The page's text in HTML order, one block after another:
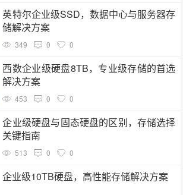
英特尔企业级SSD，数据中心与服务器存
储解决方案
349 0 0
西数企业级硬盘8TB，专业级存储的首选
解决方案
453 0 0
企业级硬盘与固态硬盘的区别，存储选择
关键指南
513 0 0
企业级10TB硬盘，高性能存储解决方案